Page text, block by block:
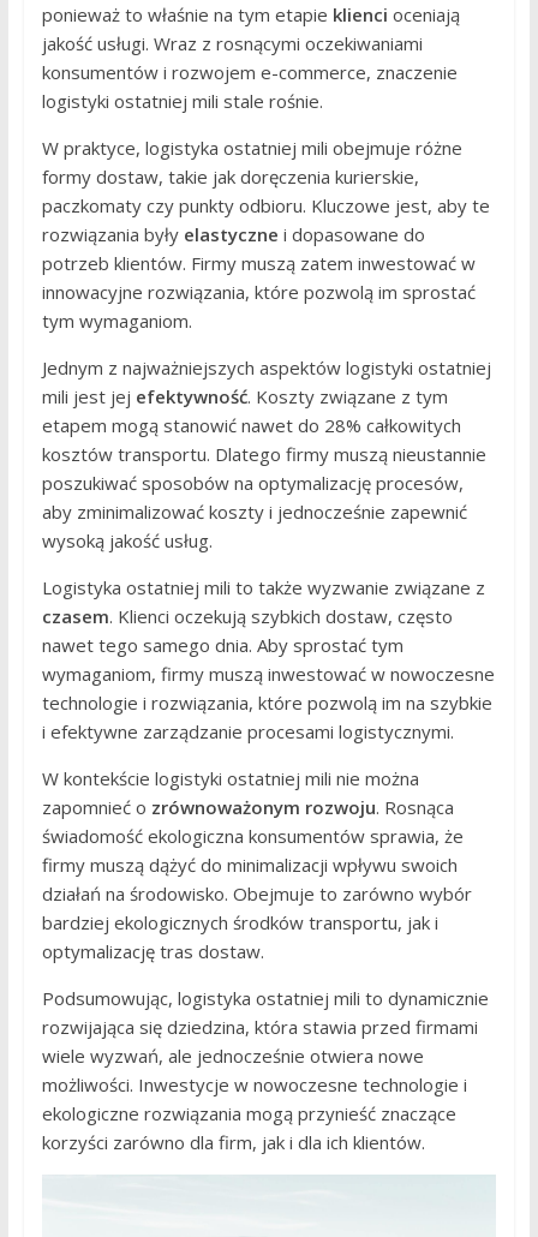
ponieważ to właśnie na tym etapie klienci oceniają
jakość usługi. Wraz z rosnącymi oczekiwaniami
konsumentów i rozwojem e-commerce, znaczenie
logistyki ostatniej mili stale rośnie.
W praktyce, logistyka ostatniej mili obejmuje różne
formy dostaw, takie jak doręczenia kurierskie,
paczkomaty czy punkty odbioru. Kluczowe jest, aby te
rozwiązania były elastyczne i dopasowane do
potrzeb klientów. Firmy muszą zatem inwestować w
innowacyjne rozwiązania, które pozwolą im sprostać
tym wymaganiom.
Jednym z najważniejszych aspektów logistyki ostatniej
mili jest jej efektywność. Koszty związane z tym
etapem mogą stanowić nawet do 28% całkowitych
kosztów transportu. Dlatego firmy muszą nieustannie
poszukiwać sposobów na optymalizację procesów,
aby zminimalizować koszty i jednocześnie zapewnić
wysoką jakość usług.
Logistyka ostatniej mili to także wyzwanie związane z
czasem. Klienci oczekują szybkich dostaw, często
nawet tego samego dnia. Aby sprostać tym
wymaganiom, firmy muszą inwestować w nowoczesne
technologie i rozwiązania, które pozwolą im na szybkie
i efektywne zarządzanie procesami logistycznymi.
W kontekście logistyki ostatniej mili nie można
zapomnieć o zrównoważonym rozwoju. Rosnąca
świadomość ekologiczna konsumentów sprawia, że
firmy muszą dążyć do minimalizacji wpływu swoich
działań na środowisko. Obejmuje to zarówno wybór
bardziej ekologicznych środków transportu, jak i
optymalizację tras dostaw.
Podsumowując, logistyka ostatniej mili to dynamicznie
rozwijająca się dziedzina, która stawia przed firmami
wiele wyzwań, ale jednocześnie otwiera nowe
możliwości. Inwestycje w nowoczesne technologie i
ekologiczne rozwiązania mogą przynieść znaczące
korzyści zarówno dla firm, jak i dla ich klientów.